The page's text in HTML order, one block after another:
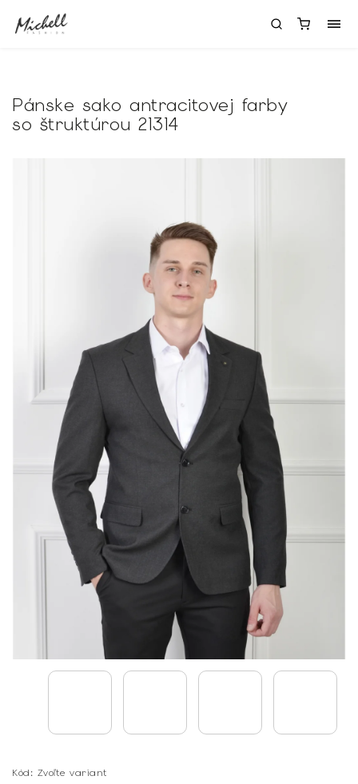
Pánske sako antracitovej farby
so štruktúrou 21314
Kód: Zvoľte variant